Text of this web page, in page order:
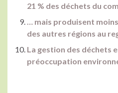
21 % des déchets du
… mais produisent
des autres régions au
La gestion des déchets
préoccupation